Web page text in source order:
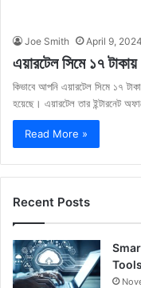
Joe Smith April 9, 2024
এয়ারটেল সিমে ১৭
কিভাবে আপনি এয়ারটেল সিমে ১৭
হয়েছে। এয়ারটেল তার ইন্টারনেট
Read More »
Recent Posts